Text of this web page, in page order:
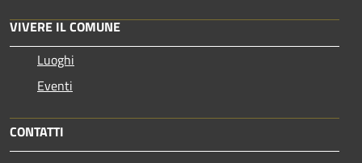
VIVERE IL COMUNE
Luoghi
Eventi
CONTATTI